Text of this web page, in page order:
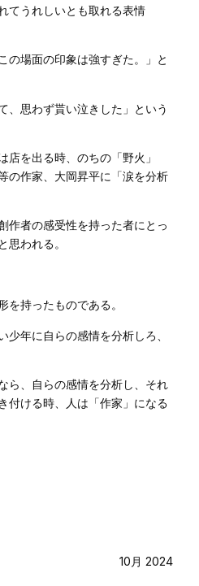
てうれしいとも取れる表情
の場面の印象は強すぎた。」と
、思わず貰い泣きした」という
を出る時、のちの「野火」
の作家、大岡昇平に「涙を分析
作者の感受性を持った者にとっ
思われる。
持ったものである。
年に自らの感情を分析しろ、
ら、自らの感情を分析し、それ
付ける時、人は「作家」になる
10月 2024